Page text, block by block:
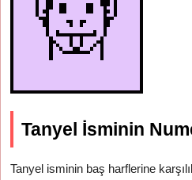
Tanyel İsminin
Tanyel isminin baş harflerine